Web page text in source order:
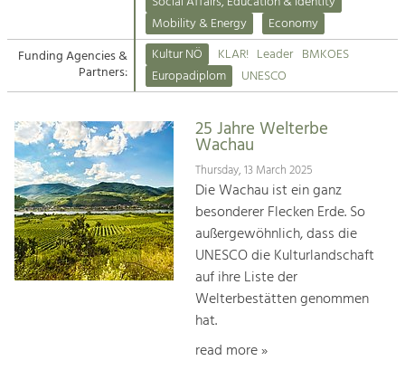
Suche
Impressum
Kontakt
Tourism
Offer Development and Positioning
Art & Culture
Crafts, Science and Research.
Social Affairs, Education
& Identity
Equality, Youth and Integration.
Climate Change, Public Transport and
Mobility & Energy
Economy
Funding Agencies &
Partners:
Kultur NÖ KLAR! Leader BMKOES
Europadiplom
UNESCO
25 Jahre Welterbe
Wachau
Thursday, 13 March 2025
Die Wachau ist ein ganz
besonderer Flecken Erde. So
außergewöhnlich, dass die
UNESCO die Kulturlandschaft
auf ihre Liste der
Welterbestätten genommen
hat.
read more »